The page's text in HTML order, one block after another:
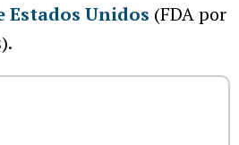
Estados Unidos (FDA por